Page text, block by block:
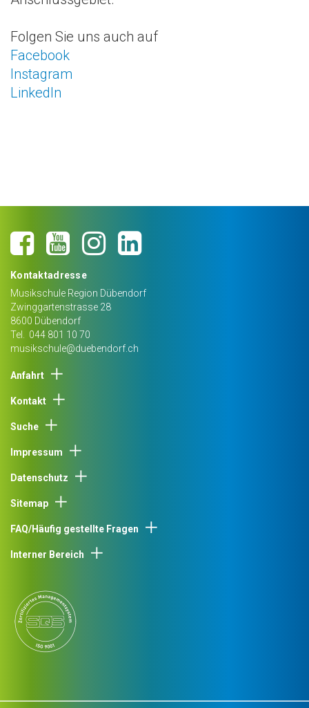
Folgen Sie uns auch auf
Facebook
Instagram
LinkedIn
Kontaktadresse
Musikschule Region Dübendorf
Zwinggartenstrasse 28
8600 Dübendorf
Tel.
044 801 10 70
musikschule@duebendorf.ch
Anfahrt
Kontakt
Suche
Impressum
Datenschutz
Sitemap
FAQ/Häufig gestellte Fragen
Interner Bereich